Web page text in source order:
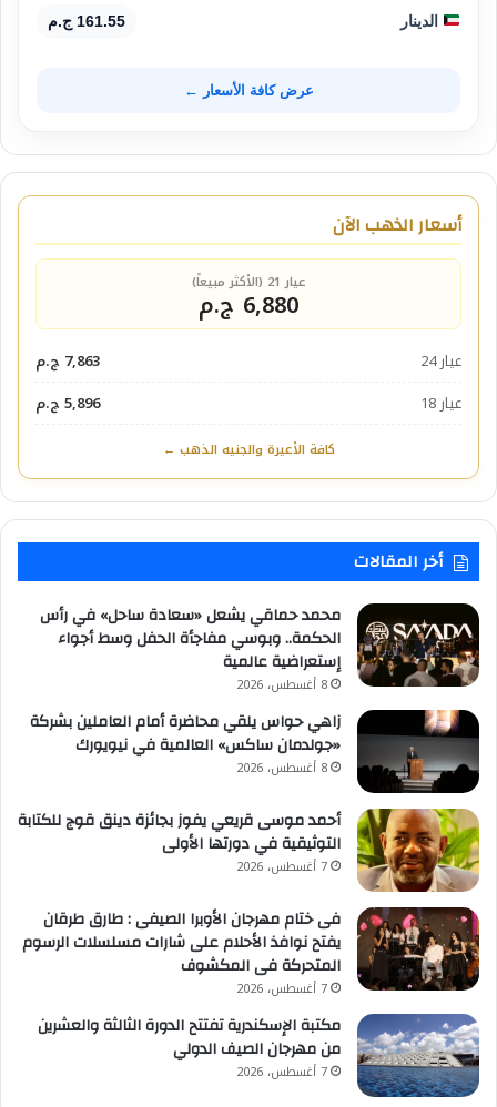
الدينار 161.55 ج.م
عرض كافة الأسعار ←
أسعار الذهب الآن
عيار 21 (الأكثر مبيعاً)
6,880 ج.م
عيار 24
7,863 ج.م
عيار 18
5,896 ج.م
كافة الأعيرة والجنيه الذهب ←
أخر المقالات
محمد حماقي يشعل «سعادة ساحل» في رأس
الحكمة.. وبوسي مفاجأة الحفل وسط أجواء
إستعراضية عالمية
8 أغسطس، 2026
زاهي حواس يلقي محاضرة أمام العاملين بشركة
«جولدمان ساكس» العالمية في نيويورك
8 أغسطس، 2026
أحمد موسى قريعي يفوز بجائزة دينق قوج للكتابة
التوثيقية في دورتها الأولى
7 أغسطس، 2026
فى ختام مهرجان الأوبرا الصيفى : طارق طرقان
يفتح نوافذ الأحلام على شارات مسلسلات الرسوم
المتحركة فى المكشوف
7 أغسطس، 2026
مكتبة الإسكندرية تفتتح الدورة الثالثة والعشرين
من مهرجان الصيف الدولي
7 أغسطس، 2026